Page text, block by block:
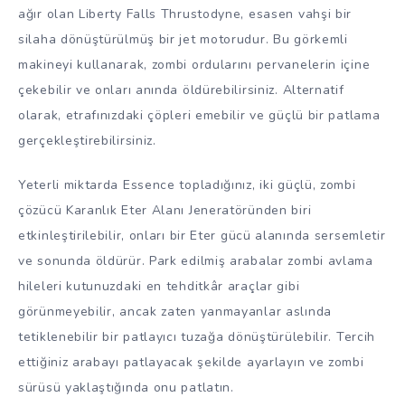
ağır olan Liberty Falls Thrustodyne, esasen vahşi bir
silaha dönüştürülmüş bir jet motorudur. Bu görkemli
makineyi kullanarak, zombi ordularını pervanelerin içine
çekebilir ve onları anında öldürebilirsiniz. Alternatif
olarak, etrafınızdaki çöpleri emebilir ve güçlü bir patlama
gerçekleştirebilirsiniz.
Yeterli miktarda Essence topladığınız, iki güçlü, zombi
çözücü Karanlık Eter Alanı Jeneratöründen biri
etkinleştirilebilir, onları bir Eter gücü alanında sersemletir
ve sonunda öldürür. Park edilmiş arabalar zombi avlama
hileleri kutunuzdaki en tehditkâr araçlar gibi
görünmeyebilir, ancak zaten yanmayanlar aslında
tetiklenebilir bir patlayıcı tuzağa dönüştürülebilir. Tercih
ettiğiniz arabayı patlayacak şekilde ayarlayın ve zombi
sürüsü yaklaştığında onu patlatın.